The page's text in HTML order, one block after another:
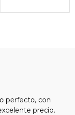
perfecto, con
precio.